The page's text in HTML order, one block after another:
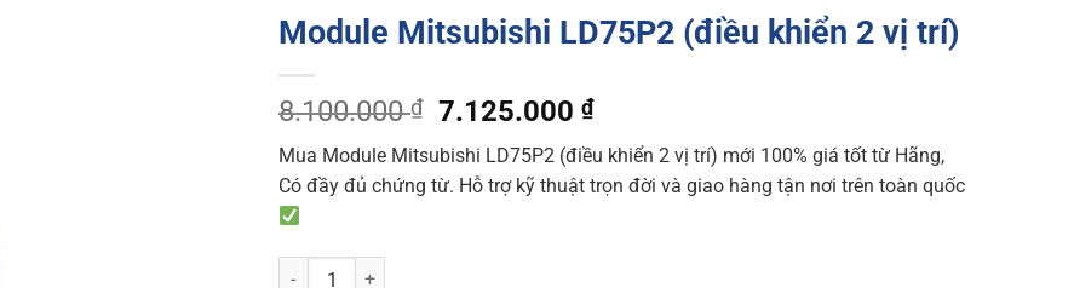
Module Mitsubishi LD75P2 (điều khiển 2 vị trí)
8.100.000₫
Original
price
was:
8.100.000 ₫.
7.125.000₫Current
price
is:
7.125.000 ₫.
Mua Module Mitsubishi LD75P2 (điều khiển 2 vị trí) mới 100% giá tốt từ Hãng,
Có đầy đủ chứng từ. Hỗ trợ kỹ thuật trọn đời và giao hàng tận nơi trên toàn quốc
Module Mitsubishi LD75P2 (điều khiển 2 vị trí) quantity